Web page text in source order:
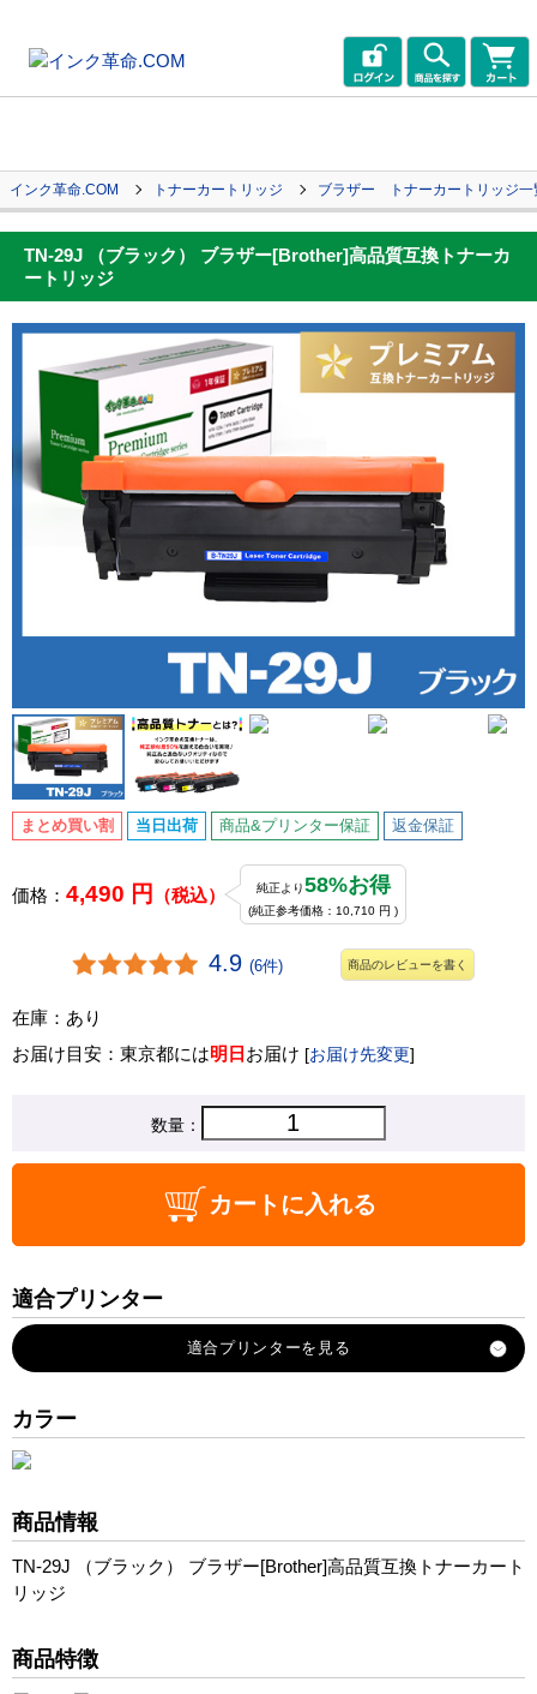
インク革命.COM トナーカートリッジ ブラザー トナーカートリッジ一
TN-29J （ブラック） ブラザー[Brother]高品質互換トナーカ
ートリッジ
まとめ買い割 当日出荷 商品&プリンター保証 返金保証
価格： 4,490 円 （税込） 純正より58%お得
(純正参考価格：10,710 円 )
4.9 (6件) 商品のレビューを書く
在庫：あり
お届け目安：東京都には明日 お届け [お届け先変更]
数量：
カートに入れる
適合プリンター
MFC-L2730DN
DCP-L2550DW
DCP-L2535D
FAX-L2710DN
HL-L2375DW
HL-L2370DN
HL-L2330D
カラー
商品情報
TN-29J （ブラック） ブラザー[Brother]高品質互換トナーカート
リッジ
商品特徴